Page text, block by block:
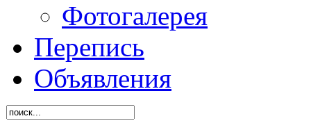
Фотогалерея
Перепись
Объявления